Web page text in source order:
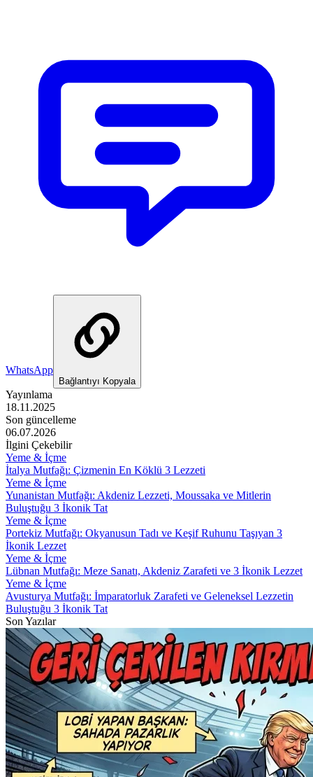
WhatsApp
Bağlantıyı Kopyala
Yayınlama
18.11.2025
Son güncelleme
06.07.2026
İlgini Çekebilir
Yeme & İçme
İtalya Mutfağı: Çizmenin En Köklü 3 Lezzeti
Yeme & İçme
Yunanistan Mutfağı: Akdeniz Lezzeti, Moussaka ve Mitlerin
Buluştuğu 3 İkonik Tat
Yeme & İçme
Portekiz Mutfağı: Okyanusun Tadı ve Keşif Ruhunu Taşıyan 3
İkonik Lezzet
Yeme & İçme
Lübnan Mutfağı: Meze Sanatı, Akdeniz Zarafeti ve 3 İkonik Lezzet
Yeme & İçme
Avusturya Mutfağı: İmparatorluk Zarafeti ve Geleneksel Lezzetin
Buluştuğu 3 İkonik Tat
Son Yazılar